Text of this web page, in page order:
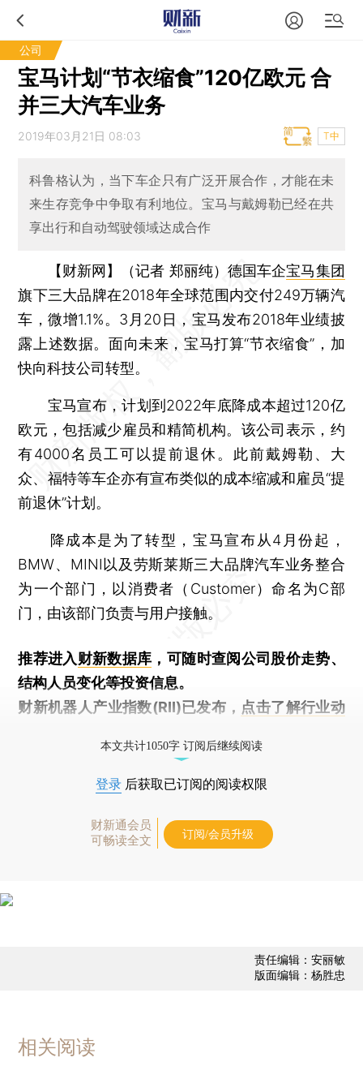
公司
宝马计划“节衣缩食”120亿欧元 合
并三大汽车业务
2019年03月21日 08:03 T中
科鲁格认为，当下车企只有广泛开展合作，才能在未
来生存竞争中争取有利地位。宝马与戴姆勒已经在共
享出行和自动驾驶领域达成合作
【财新网】（记者 郑丽纯） 德国车企宝马集团
旗下三大品牌在2018年全球范围内交付249万辆汽
车，微增1.1%。3月20日，宝马发布2018年业绩披
露上述数据。面向未来，宝马打算“节衣缩食”，加
快向科技公司转型。
宝马宣布，计划到2022年底降成本超过120亿
欧元，包括减少雇员和精简机构。该公司表示，约
有4000名员工可以提前退休。此前戴姆勒、大
众、福特等车企亦有宣布类似的成本缩减和雇员“提
前退休”计划。
降成本是为了转型，宝马宣布从4月份起，
BMW、MINI以及劳斯莱斯三大品牌汽车业务整合
为一个部门，以消费者（Customer）命名为C部
门，由该部门负责与用户接触。
推荐进入财新数据库 ，可随时查阅公司股价走势、
结构人员变化等投资信息。
财新机器人产业指数(RII)已发布， 点击了解行业动
本文共计1050字 订阅后继续阅读
登录 后获取已订阅的阅读权限
财新通会员
可畅读全文
订阅/会员升级
责任编辑：安丽敏
版面编辑：杨胜忠
相关阅读